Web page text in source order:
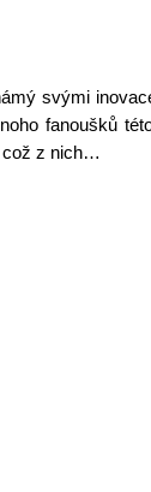
svými
fanoušků
což z nich…